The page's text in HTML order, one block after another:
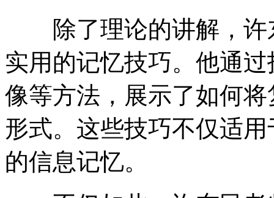
除了理论的讲解，许
实用的记忆技巧。他通
像等方法，展示了如何
形式。这些技巧不仅适
的信息记忆。